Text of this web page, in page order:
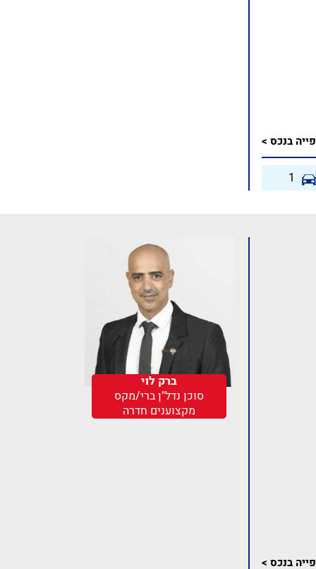
בנכס >
1
בנכס >
ברק לוי
סוכן נדל"ן ברי/מקס
מקצוענים חדרה